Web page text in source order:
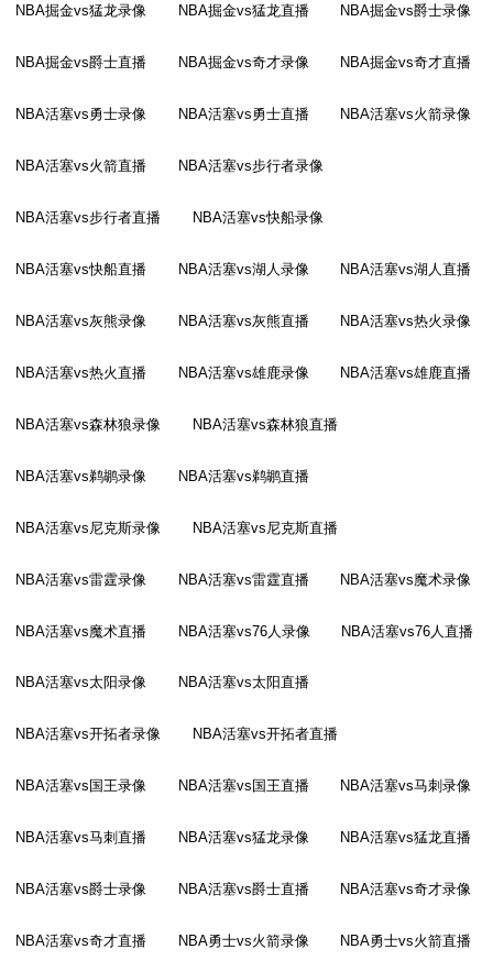
NBA掘金vs猛龙录像 NBA掘金vs猛龙直播 NBA掘金vs爵士录像
NBA掘金vs爵士直播 NBA掘金vs奇才录像 NBA掘金vs奇才直播
NBA活塞vs勇士录像 NBA活塞vs勇士直播 NBA活塞vs火箭录像
NBA活塞vs火箭直播 NBA活塞vs步行者录像
NBA活塞vs步行者直播 NBA活塞vs快船录像
NBA活塞vs快船直播 NBA活塞vs湖人录像 NBA活塞vs湖人直播
NBA活塞vs灰熊录像 NBA活塞vs灰熊直播 NBA活塞vs热火录像
NBA活塞vs热火直播 NBA活塞vs雄鹿录像 NBA活塞vs雄鹿直播
NBA活塞vs森林狼录像 NBA活塞vs森林狼直播
NBA活塞vs鹈鹕录像 NBA活塞vs鹈鹕直播
NBA活塞vs尼克斯录像 NBA活塞vs尼克斯直播
NBA活塞vs雷霆录像 NBA活塞vs雷霆直播 NBA活塞vs魔术录像
NBA活塞vs魔术直播 NBA活塞vs76人录像 NBA活塞vs76人直播
NBA活塞vs太阳录像 NBA活塞vs太阳直播
NBA活塞vs开拓者录像 NBA活塞vs开拓者直播
NBA活塞vs国王录像 NBA活塞vs国王直播 NBA活塞vs马刺录像
NBA活塞vs马刺直播 NBA活塞vs猛龙录像 NBA活塞vs猛龙直播
NBA活塞vs爵士录像 NBA活塞vs爵士直播 NBA活塞vs奇才录像
NBA活塞vs奇才直播 NBA勇士vs火箭录像 NBA勇士vs火箭直播